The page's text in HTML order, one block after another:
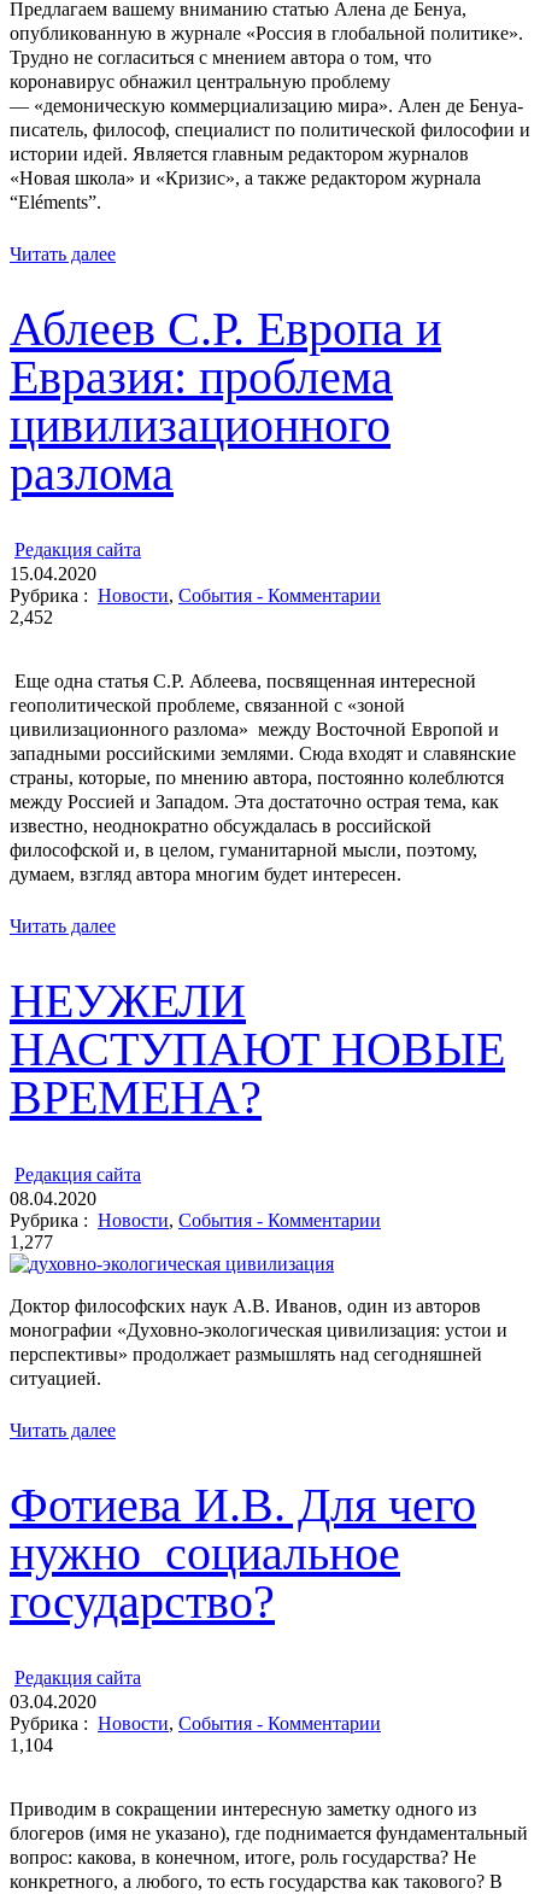
Предлагаем вашему вниманию статью Алена де Бенуа,
опубликованную в журнале «Россия в глобальной политике».
Трудно не согласиться с мнением автора о том, что
коронавирус обнажил центральную проблему
— «демоническую коммерциализацию мира». Ален де Бенуа-
писатель, философ, специалист по политической философии и
истории идей. Является главным редактором журналов
«Новая школа» и «Кризис», а также редактором журнала
“Eléments”.
Читать далее
Аблеев С.Р. Европа и
Евразия: проблема
цивилизационного
разлома
Редакция cайта
15.04.2020
Рубрика : Новости, События - Комментарии
2,452
Еще одна статья С.Р. Аблеева, посвященная интересной
геополитической проблеме, связанной с «зоной
цивилизационного разлома» между Восточной Европой и
западными российскими землями. Сюда входят и славянские
страны, которые, по мнению автора, постоянно колеблются
между Россией и Западом. Эта достаточно острая тема, как
известно, неоднократно обсуждалась в российской
философской и, в целом, гуманитарной мысли, поэтому,
думаем, взгляд автора многим будет интересен.
Читать далее
НЕУЖЕЛИ
НАСТУПАЮТ НОВЫЕ
ВРЕМЕНА?
Редакция cайта
08.04.2020
Рубрика : Новости, События - Комментарии
1,277
Доктор философских наук А.В. Иванов, один из авторов
монографии «Духовно-экологическая цивилизация: устои и
перспективы» продолжает размышлять над сегодняшней
ситуацией.
Читать далее
Фотиева И.В. Для чего
нужно социальное
государство?
Редакция cайта
03.04.2020
Рубрика : Новости, События - Комментарии
1,104
Приводим в сокращении интересную заметку одного из
блогеров (имя не указано), где поднимается фундаментальный
вопрос: какова, в конечном, итоге, роль государства? Не
конкретного, а любого, то есть государства как такового? В